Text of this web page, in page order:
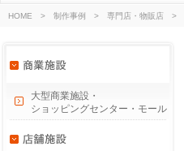
HOME > 制作事例 > 専門店・物販店 >
大型商業施設・
ショッピングセンター・モール